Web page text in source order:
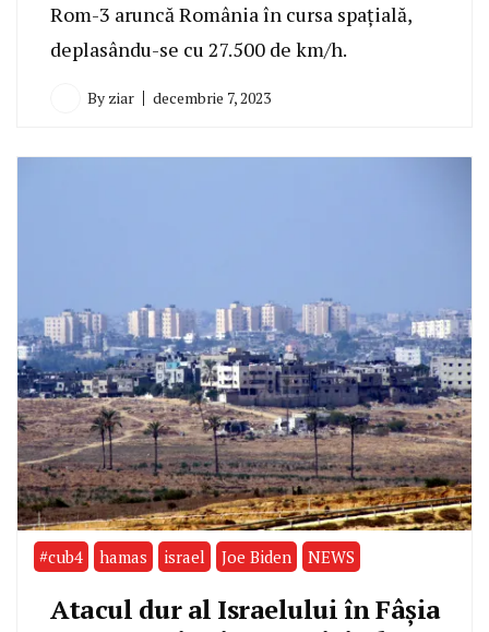
Rom-3 aruncă România în cursa spațială,
deplasându-se cu 27.500 de km/h.
By ziar decembrie 7, 2023
#cub4 hamas israel Joe Biden NEWS
Atacul dur al Israelului în Fâșia